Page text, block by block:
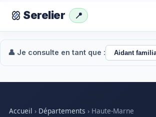
Serelier 📍
👤 Je consulte en tant que :
Accueil › Départements › Haute-Marne